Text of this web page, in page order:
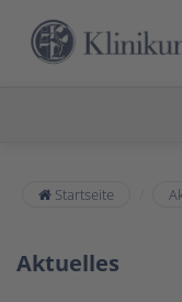
Startseite
Aktuelles